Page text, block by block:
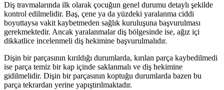
Diş travmalarında ilk olarak çocuğun genel durumu detaylı şekilde
kontrol edilmelidir. Baş, çene ya da yüzdeki yaralanma ciddi
boyuttaysa vakit kaybetmeden sağlık kuruluşuna başvurulması
gerekmektedir. Ancak yaralanmalar diş bölgesinde ise, ağız içi
dikkatlice incelenmeli diş hekimine başvurulmalıdır.
Dişin bir parçasının kırıldığı durumlarda, kırılan parça kaybedilmedi
ise parça temiz bir kap içinde saklanmalı ve diş hekimine
gidilmelidir. Dişin bir parçasının koptuğu durumlarda bazen bu
parça tekrardan yerine yapıştırılmaktadır.